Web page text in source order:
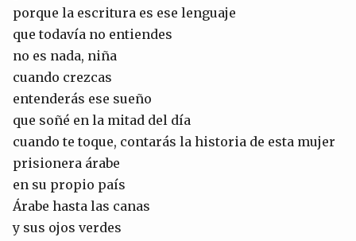
porque la escritura es ese lenguaje
que todavía no entiendes
no es nada, niña
cuando crezcas
entenderás ese sueño
que soñé en la mitad del día
cuando te toque, contarás la historia de esta mujer
prisionera árabe
en su propio país
Árabe hasta las canas
y sus ojos verdes